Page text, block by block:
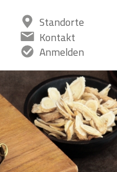
Standorte
Kontakt
Anmelden